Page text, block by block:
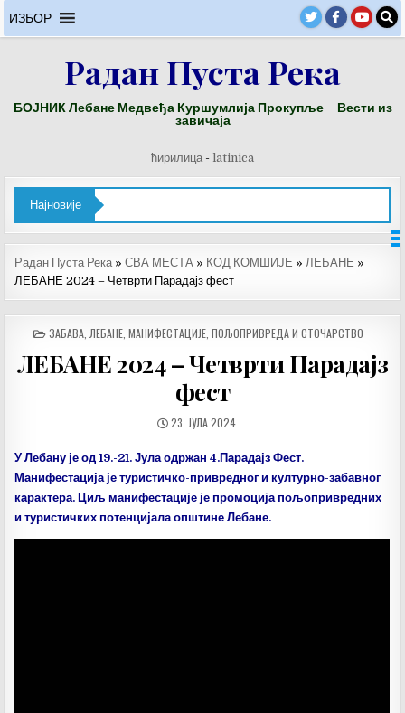
to
ИЗБОР
Радан Пуста Река
БОЈНИК Лебане Медвеђа Куршумлија Прокупље – Вести из
завичаја
ћирилица - latinica
Најновије
Радан Пуста Река»СВА МЕСТА » КОД КОМШИЈЕ »ЛЕБАНЕ »
ЛЕБАНЕ 2024 – Четврти Парадајз фест
POSTED
ЗАБАВА, ЛЕБАНЕ, МАНИФЕСТАЦИЈЕ, ПОЉОПРИВРЕДА И СТОЧАРСТВО
ЛЕБАНЕ 2024 – Четврти Парадајз
фест
ДАТУМ
23. ЈУЛА 2024.
У Лебану је од 19.-21. Јула одржан 4.Парадајз Фест.
Манифестација је туристичко-привредног и културно-забавног
карактера. Циљ манифестације је промоција пољопривредних
и туристичких потенцијала општине Лебане.